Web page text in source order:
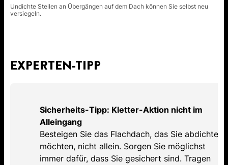
Undichte Stellen an Übergängen auf dem Dach können Sie selbst neu
versiegeln.
EXPERTEN-TIPP
Sicherheits-Tipp: Kletter-Aktion nicht im
Alleingang
Besteigen Sie das Flachdach, das Sie abdichten
möchten, nicht allein. Sorgen Sie möglichst
immer dafür, dass Sie gesichert sind. Tragen